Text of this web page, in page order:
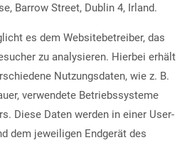
Barrow Street, Dublin 4, Irland.
es dem Websitebetreiber, das
zu analysieren. Hierbei erhält
Nutzungsdaten, wie z. B.
verwendete Betriebssysteme
Diese Daten werden in einer User-
dem jeweiligen Endgerät des